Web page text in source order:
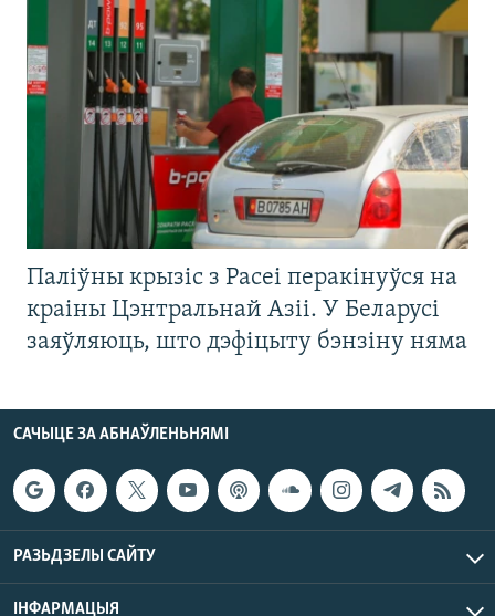
Паліўны крызіс з Расеі перакінуўся на
краіны Цэнтральнай Азіі. У Беларусі
заяўляюць, што дэфіцыту бэнзіну няма
САЧЫЦЕ ЗА АБНАЎЛЕНЬНЯМІ
РАЗЬДЗЕЛЫ САЙТУ
ІНФАРМАЦЫЯ